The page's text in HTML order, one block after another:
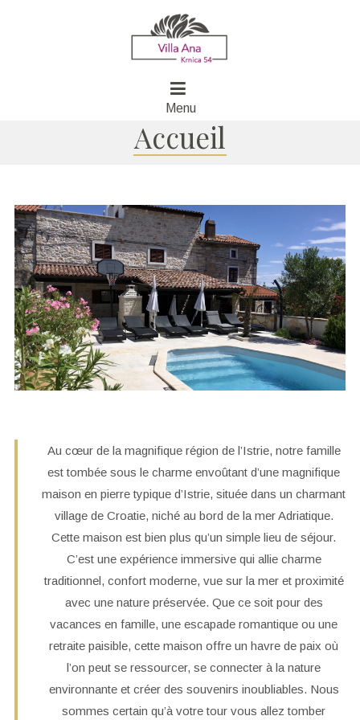
Menu
Accueil
Au cœur de la magnifique région de l’Istrie, notre famille
est tombée sous le charme envoûtant d’une magnifique
maison en pierre typique d’Istrie, située dans un charmant
village de Croatie, niché au bord de la mer Adriatique.
Cette maison est bien plus qu’un simple lieu de séjour.
C’est une expérience immersive qui allie charme
traditionnel, confort moderne, vue sur la mer et proximité
avec une nature préservée. Que ce soit pour des
vacances en famille, une escapade romantique ou une
retraite paisible, cette maison offre un havre de paix où
l’on peut se ressourcer, se connecter à la nature
environnante et créer des souvenirs inoubliables. Nous
sommes certain qu’à votre tour vous allez tomber